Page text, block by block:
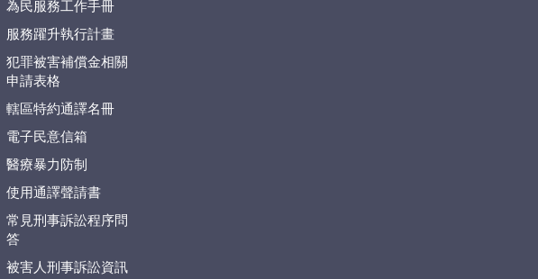
為民服務工作手冊
服務躍升執行計畫
犯罪被害補償金相關
申請表格
轄區特約通譯名冊
電子民意信箱
醫療暴力防制
使用通譯聲請書
常見刑事訴訟程序問
答
被害人刑事訴訟資訊